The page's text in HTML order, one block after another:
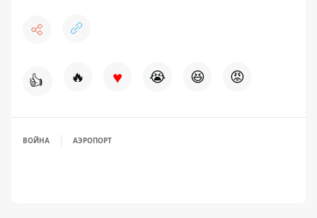
👍 🔥 ♥ 😭 😆 😡
ВОЙНА АЭРОПОРТ